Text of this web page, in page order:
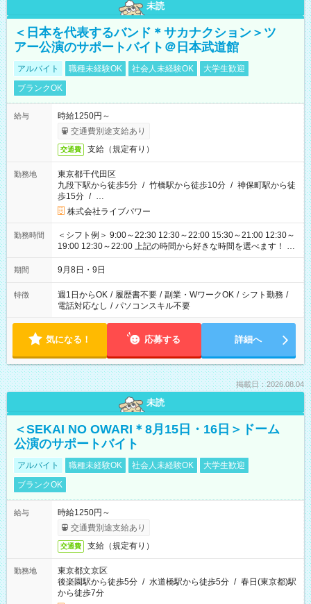
未読
＜日本を代表するバンド＊サカナクション＞ツ
アー公演のサポートバイト＠日本武道館
アルバイト 職種未経験OK 社会人未経験OK
大学生歓迎
ブランクOK
給与
時給1250円～
交通費別途支給あり
交通費 支給（規定有り）
勤務地
東京都千代田区
九段下駅から徒歩5分 / 竹橋駅から徒歩10分 / 神保町駅から徒
歩15分 / …
株式会社ライブパワー
勤務時間
＜シフト例＞ 9:00～22:30 12:30～22:00 15:30～21:00 12:30～
19:00 12:30～22:00 上記の時間から好きな時間を選べます！ ※
時間は変更となる可能性があります
期間 9月8日・9日
特徴 週1日からOK / 履歴書不要 / 副業・WワークOK / シフト勤務 /
電話対応なし / パソコンスキル不要
気になる！ 応募する 詳細へ
掲載日：2026.08.04
未読
＜SEKAI NO OWARI＊8月15日・16日＞ドーム
公演のサポートバイト
アルバイト 職種未経験OK 社会人未経験OK
大学生歓迎
ブランクOK
給与
時給1250円～
交通費別途支給あり
交通費 支給（規定有り）
勤務地
東京都文京区
後楽園駅から徒歩5分 / 水道橋駅から徒歩5分 / 春日(東京都)駅
から徒歩7分